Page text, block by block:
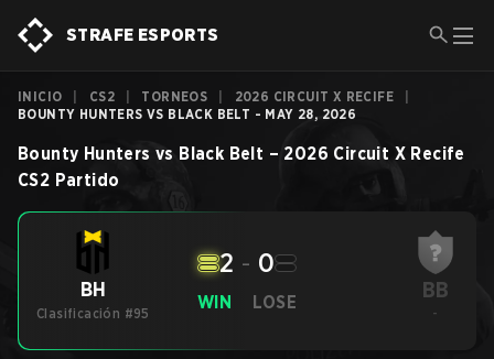
STRAFE ESPORTS
INICIO CS2 TORNEOS 2026 CIRCUIT X RECIFE
BOUNTY HUNTERS VS BLACK BELT - MAY 28, 2026
Bounty Hunters vs Black Belt – 2026 Circuit X Recife
CS2 Partido
BH
Clasificación #95
WIN
2 - 0
LOSE BB
-